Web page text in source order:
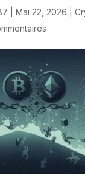
Mai 22, 2026